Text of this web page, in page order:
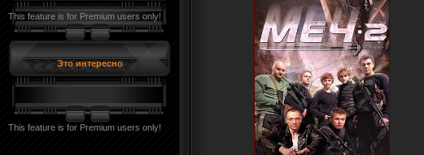
This feature is for Premium users only!
Это интересно
This feature is for Premium users only!